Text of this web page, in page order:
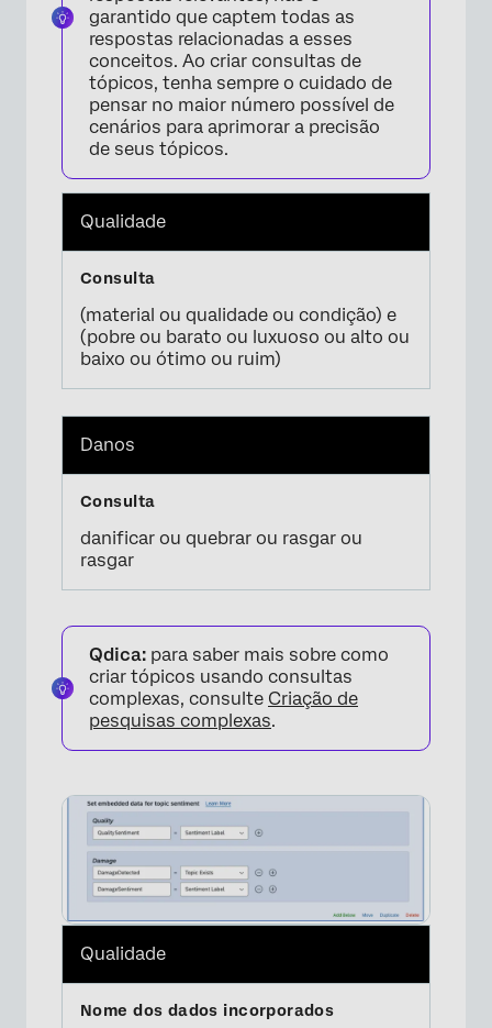
×
garantido que captem todas as
respostas relacionadas a esses
conceitos. Ao criar consultas de
tópicos, tenha sempre o cuidado de
pensar no maior número possível de
cenários para aprimorar a precisão
de seus tópicos.
Qualidade
(material ou qualidade ou condição) e
(pobre ou barato ou luxuoso ou alto ou
baixo ou ótimo ou ruim)
Danos
danificar ou quebrar ou rasgar ou
rasgar
Qdica: para saber mais sobre como
criar tópicos usando consultas
complexas, consulte Criação de
pesquisas complexas.
Qualidade